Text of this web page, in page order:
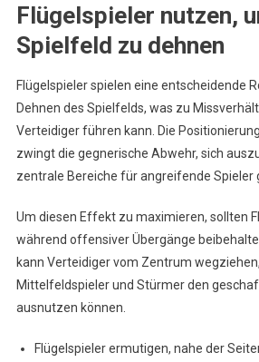
Flügelspieler nutzen,
Spielfeld zu dehnen
Flügelspieler spielen eine entscheidende
Dehnen des Spielfelds, was zu
Verteidiger führen kann. Die
zwingt die gegnerische Abwehr, sich
zentrale Bereiche für angreifende Spieler
Um diesen Effekt zu maximieren, sollten
während offensiver Übergänge
kann Verteidiger vom Zentrum
Mittelfeldspieler und Stürmer den
ausnutzen können.
Flügelspieler ermutigen, nahe der